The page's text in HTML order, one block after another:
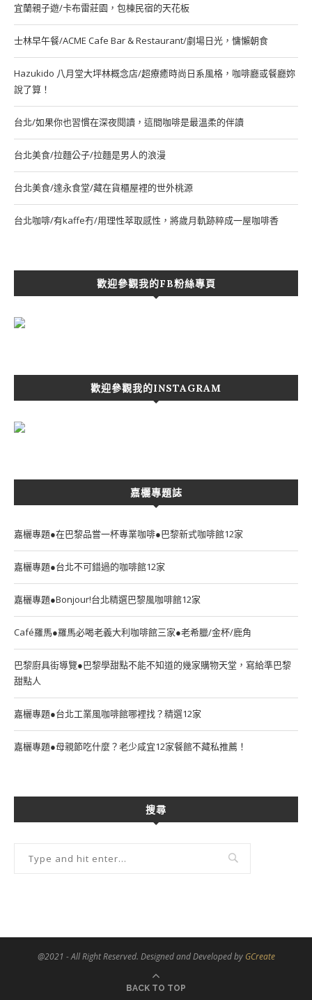
宜蘭親子遊/卡布雷莊園，包棟民宿的天花板
士林早午餐/ACME Cafe Bar & Restaurant/劇場日光，慵懶朝食
Hazukido 八月堂大坪林概念店/超療癒時尚日系風格，咖啡廳或餐廳妳
說了算！
台北/如果你也習慣在深夜閱讀，這間咖啡是最溫柔的伴讀
台北美食/拉麵公子/拉麵是男人的浪漫
台北美食/達永食堂/藏在貨櫃屋裡的世外桃源
台北咖啡/有kaffe冇/用理性萃取感性，將歲月軌跡粹成一屋咖啡香
歡迎參觀我的FB粉絲專頁
歡迎參觀我的INSTAGRAM
嘉欐專題誌
嘉欐專題●在巴黎品嘗一杯專業咖啡●巴黎新式咖啡館12家
嘉欐專題●台北不可錯過的咖啡館12家
嘉欐專題●Bonjour!台北精選巴黎風咖啡館12家
Café羅馬●羅馬必喝老義大利咖啡館三家●老希臘/金杯/鹿角
巴黎廚具街導覽●巴黎學甜點不能不知道的幾家購物天堂，寫給準巴黎
甜點人
嘉欐專題●台北工業風咖啡館哪裡找？精選12家
嘉欐專題●母親節吃什麼？老少咸宜12家餐館不藏私推薦！
搜尋
@2021 - All Right Reserved. Designed and Developed by GCreate
BACK TO TOP